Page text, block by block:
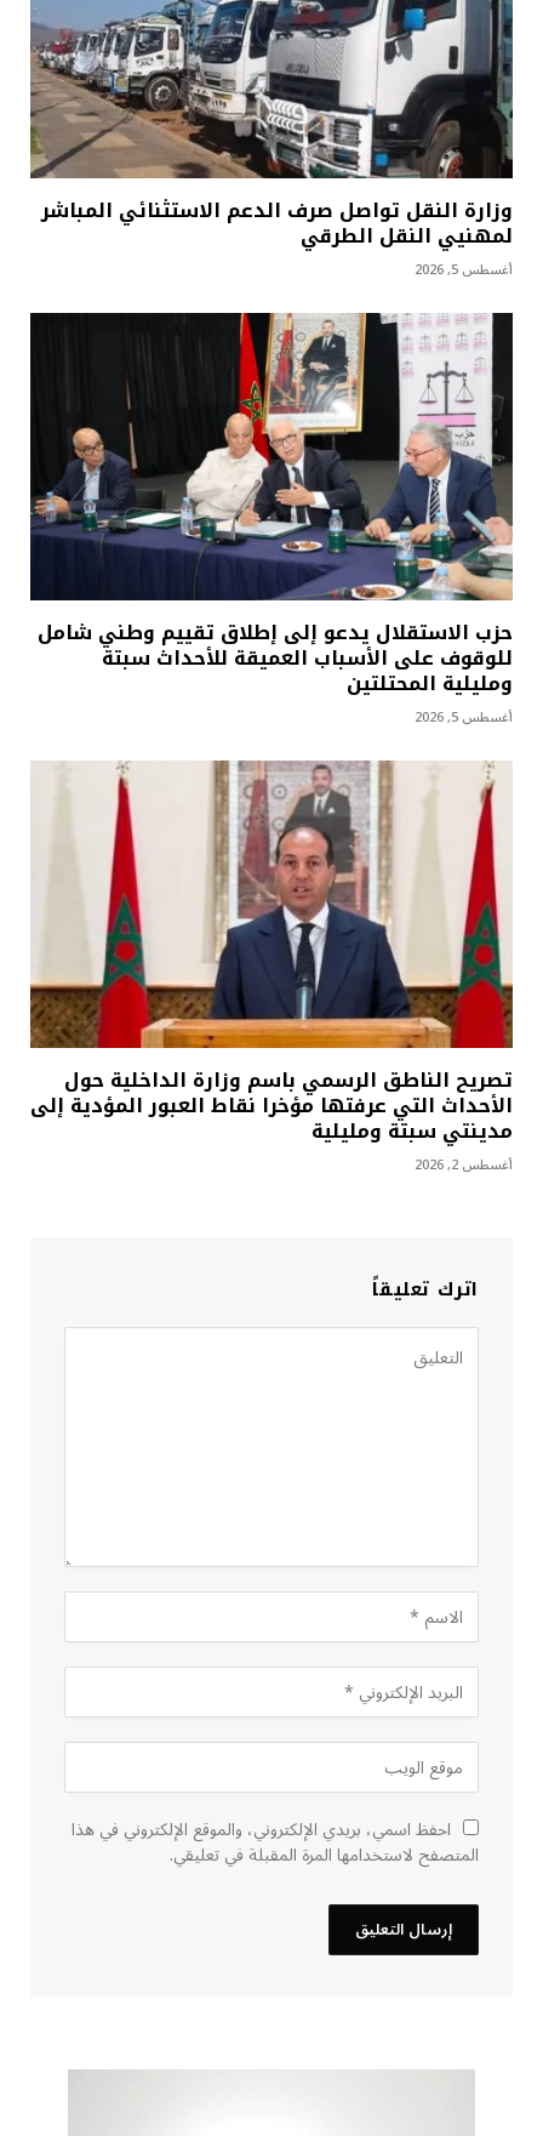
وزارة النقل تواصل صرف الدعم الاستثنائي المباشر
لمهنيي النقل الطرقي
أغسطس 5, 2026
حزب الاستقلال يدعو إلى إطلاق تقييم وطني شامل
للوقوف على الأسباب العميقة للأحداث سبتة
ومليلية المحتلتين
أغسطس 5, 2026
تصريح الناطق الرسمي باسم وزارة الداخلية حول
الأحداث التي عرفتها مؤخرا نقاط العبور المؤدية إلى
مدينتي سبتة ومليلية
أغسطس 2, 2026
اترك تعليقاً
احفظ اسمي، بريدي الإلكتروني، والموقع الإلكتروني في هذا
المتصفح لاستخدامها المرة المقبلة في تعليقي.